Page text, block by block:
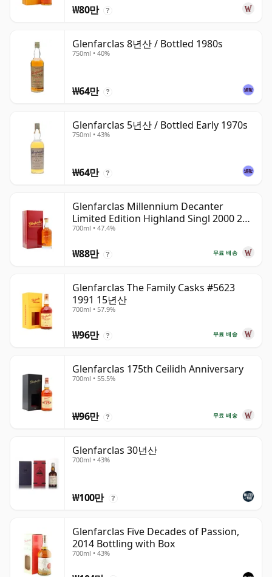
₩80만 ?
Glenfarclas 8년산 / Bottled 1980s
750ml • 40%
₩64만 ?
Glenfarclas 5년산 / Bottled Early 1970s
750ml • 43%
₩64만 ?
Glenfarclas Millennium Decanter
Limited Edition Highland Singl 2000 24
년산
700ml • 47.4%
무료 배송
₩88만 ?
Glenfarclas The Family Casks #5623
1991 15년산
700ml • 57.9%
무료 배송
₩96만 ?
Glenfarclas 175th Ceilidh Anniversary
700ml • 55.5%
무료 배송
₩96만 ?
Glenfarclas 30년산
700ml • 43%
₩100만 ?
Glenfarclas Five Decades of Passion,
2014 Bottling with Box
700ml • 43%